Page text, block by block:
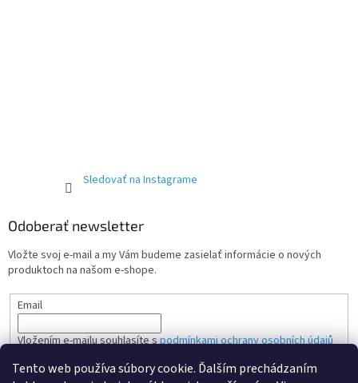
Tento web používa súbory cookie. Ďalším prechádzaním
Sledovať na Instagrame
Odoberať newsletter
Vložte svoj e-mail a my Vám budeme zasielať informácie o nových
produktoch na našom e-shope.
Email
Vložením e-mailu souhlasíte spodmínkami ochrany osobních údajů
PRIHLÁSIŤ SA